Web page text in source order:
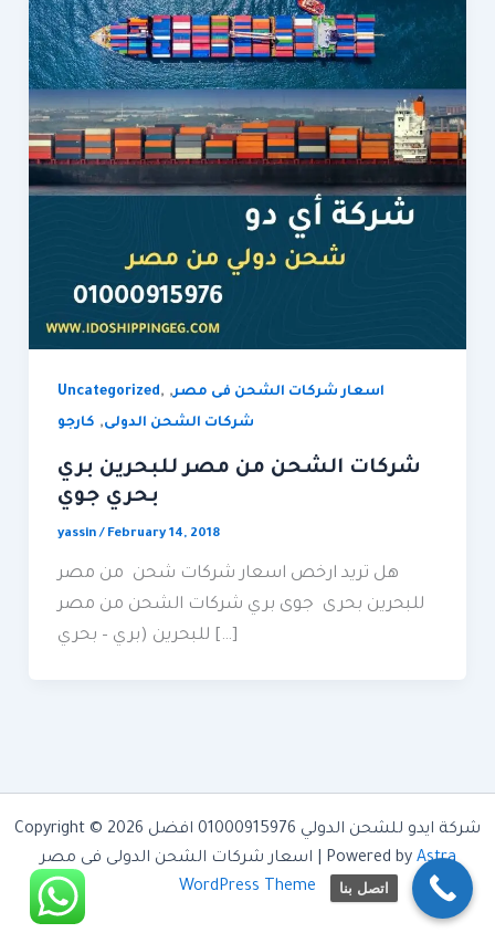
Uncategorized, اسعار شركات الشحن فى مصر,
شركات الشحن الدولى, كارجو
شركات الشحن من مصر للبحرين بري
بحري جوي
yassin/ February 14, 2018
هل تريد ارخص اسعار شركات شحن من مصر
للبحرين بحرى جوى بري شركات الشحن من مصر
للبحرين (بري – بحري […]
Copyright © 2026 شركة ايدو للشحن الدولي 01000915976 افضل
اسعار شركات الشحن الدولى فى مصر | Powered by Astra
WordPress Theme
اتصل بنا